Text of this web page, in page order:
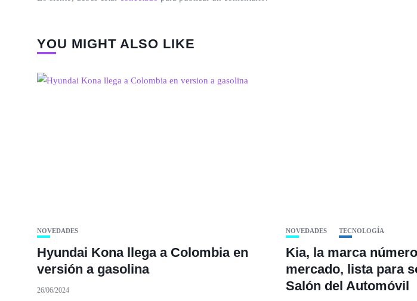
YOU MIGHT ALSO LIKE
NOVEDADES
Hyundai Kona llega a Colombia en
versión a gasolina
26/06/2024
NOVEDADES TECNOLOGÍA
Kia, la marca
mercado, lista para
Salón del Automóvil